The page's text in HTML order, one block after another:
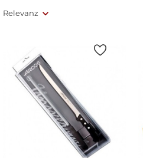
Relevanz